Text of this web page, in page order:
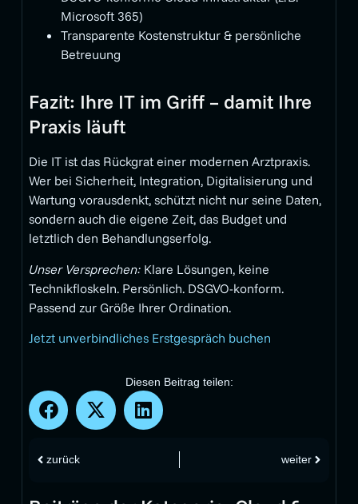
Microsoft 365)
Transparente Kostenstruktur & persönliche
Betreuung
Fazit: Ihre IT im Griff – damit Ihre
Praxis läuft
Die IT ist das Rückgrat einer modernen Arztpraxis.
Wer bei Sicherheit, Integration, Digitalisierung und
Wartung vorausdenkt, schützt nicht nur seine Daten,
sondern auch die eigene Zeit, das Budget und
letztlich den Behandlungserfolg.
Unser Versprechen:Klare Lösungen, keine
Technikfloskeln. Persönlich. DSGVO-konform.
Passend zur Größe Ihrer Ordination.
Jetzt unverbindliches Erstgespräch buchen
Diesen Beitrag teilen:
zurück weiter